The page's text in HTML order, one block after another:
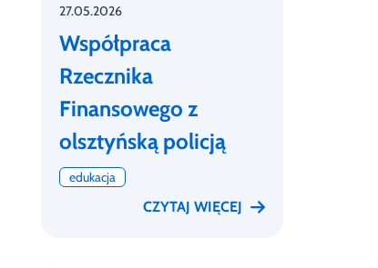
27.05.2026
Współpraca
Rzecznika
Finansowego z
olsztyńską policją
edukacja
CZYTAJ WIĘCEJ